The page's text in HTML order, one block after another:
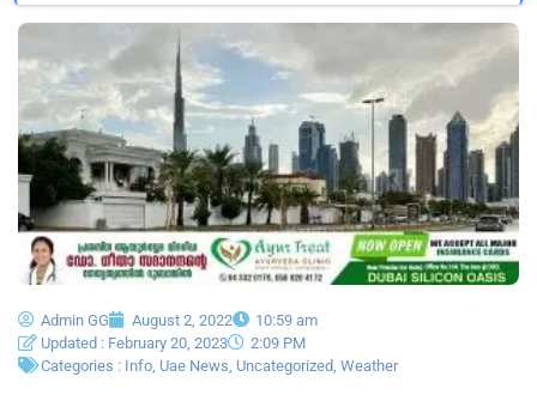
Admin GG August 2, 2022
10:59 am
Updated : February 20, 2023
2:09 PM
Categories : Info Uae News Uncategorized Weather